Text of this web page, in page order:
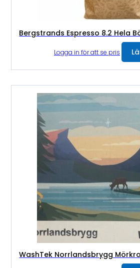
Bergstrands Espresso 8.2 Hela
Logga in för att se pris
WashTek Norrlandsbrygg